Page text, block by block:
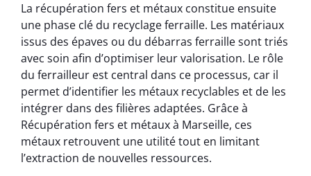
La récupération fers et métaux constitue ensuite
une phase clé du recyclage ferraille. Les matériaux
issus des épaves ou du débarras ferraille sont triés
avec soin afin d’optimiser leur valorisation. Le rôle
du ferrailleur est central dans ce processus, car il
permet d’identifier les métaux recyclables et de les
intégrer dans des filières adaptées. Grâce à
Récupération fers et métaux à Marseille, ces
métaux retrouvent une utilité tout en limitant
l’extraction de nouvelles ressources.